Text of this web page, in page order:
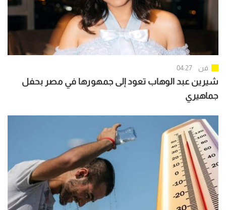
فن 04:27
شيرين عبد الوهاب تعود إلى جمهورها في مصر بحفل
جماهيري